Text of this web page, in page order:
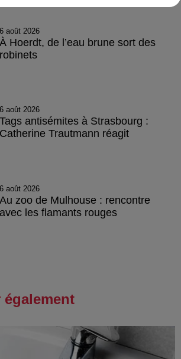
6 août 2026
À Hoerdt, de l’eau brune sort des
robinets
6 août 2026
Tags antisémites à Strasbourg :
Catherine Trautmann réagit
6 août 2026
Au zoo de Mulhouse : rencontre
avec les flamants rouges